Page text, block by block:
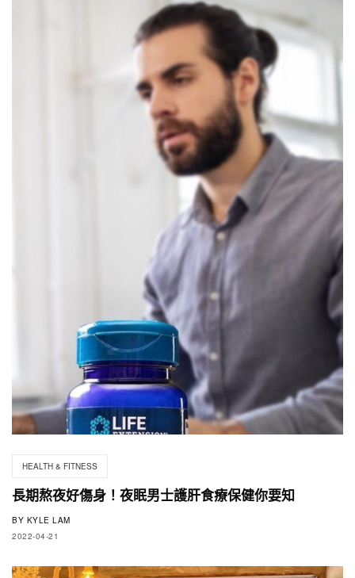
HEALTH & FITNESS
長期熬夜好傷身！夜眠男士護肝食療保健你要知
BY KYLE LAM
2022-04-21